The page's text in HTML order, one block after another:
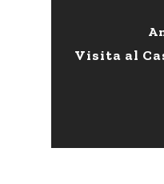
Visita al